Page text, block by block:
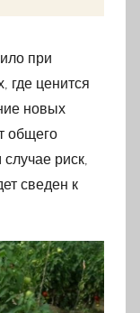
при
где ценится
новых
общего
случае риск,
сведен к